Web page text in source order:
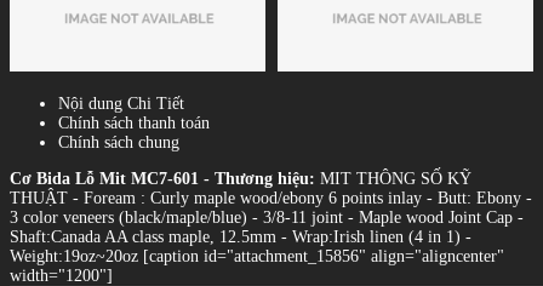
Nội dung Chi Tiết
Chính sách thanh toán
Chính sách chung
Cơ Bida Lỗ Mit MC7-601 - Thương hiệu: MIT THÔNG SỐ KỸ
THUẬT - Foream : Curly maple wood/ebony 6 points inlay - Butt: Ebony -
3 color veneers (black/maple/blue) - 3/8-11 joint - Maple wood Joint Cap -
Shaft:Canada AA class maple, 12.5mm - Wrap:Irish linen (4 in 1) -
Weight:19oz~20oz [caption id="attachment_15856" align="aligncenter"
width="1200"]